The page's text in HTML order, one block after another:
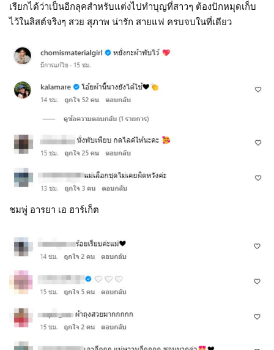
เรียกได้ว่าเป็นอีกลุคสำหรับแต่งไปทำบุญที่สาวๆ ต้องปักหมุดเก็บ
ไว้ในลิสต์จริงๆ สวย สุภาพ น่ารัก สายแฟ ครบจบในที่เดียว
ชมพู่ อารยา เอ ฮาร์เก็ต